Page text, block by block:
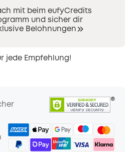
mit beim eufyCredits
und sicher dir
Belohnungen
jede Empfehlung!